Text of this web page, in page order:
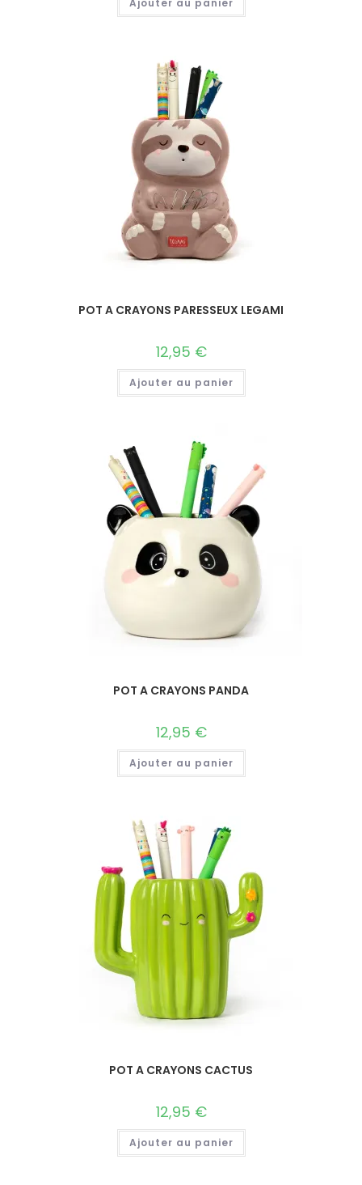
POT A CRAYONS PARESSEUX LEGAMI
12,95 €
Ajouter au panier
POT A CRAYONS PANDA
12,95 €
Ajouter au panier
POT A CRAYONS CACTUS
12,95 €
Ajouter au panier